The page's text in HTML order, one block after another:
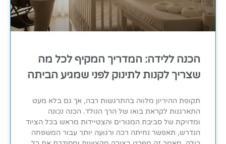
הכנה ללידה: המדריך המקיף לכל מה
שצריך לקנות לתינוק לפני שמגיע הביתה
תקופת ההיריון מלווה בהתרגשות רבה, אך גם בלא מעט
התארגנות לקראת בואו של הרך הנולד. הכנה נכונה
ומדויקת של סביבת המגורים והצטיידות מראש בכל הציוד
הנדרש, תאפשר נחיתה רכה ורגועה יותר עבור המשפחה